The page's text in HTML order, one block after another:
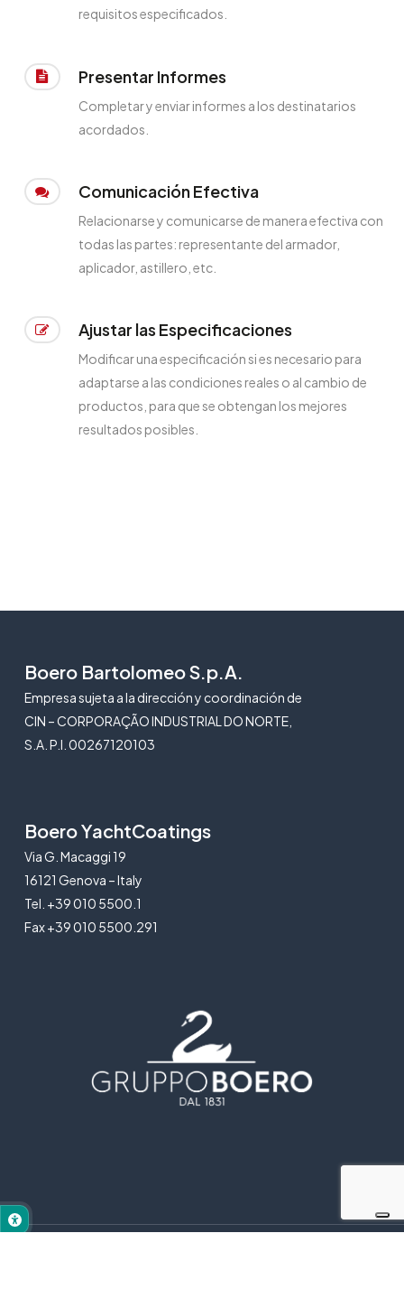
requisitos especificados.
Presentar Informes
Completar y enviar informes a los destinatarios
acordados.
Comunicación Efectiva
Relacionarse y comunicarse de manera efectiva con
todas las partes: representante del armador,
aplicador, astillero, etc.
Ajustar las Especificaciones
Modificar una especificación si es necesario para
adaptarse a las condiciones reales o al cambio de
productos, para que se obtengan los mejores
resultados posibles.
Boero Bartolomeo S.p.A.
Empresa sujeta a la dirección y coordinación de
CIN – CORPORAÇÃO INDUSTRIAL DO NORTE,
S.A. P.I. 00267120103
Boero YachtCoatings
Via G. Macaggi 19
16121 Genova – Italy
Tel. +39 010 5500.1
Fax +39 010 5500.291